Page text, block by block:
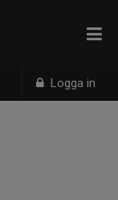
Logga in